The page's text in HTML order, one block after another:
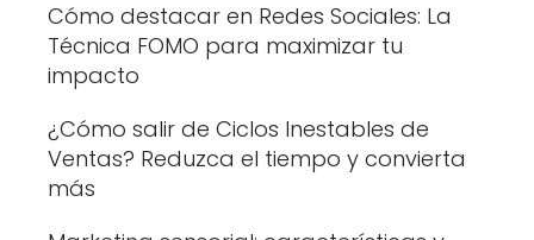
Cómo destacar en Redes Sociales: La
Técnica FOMO para maximizar tu
impacto
¿Cómo salir de Ciclos Inestables de
Ventas? Reduzca el tiempo y convierta
más